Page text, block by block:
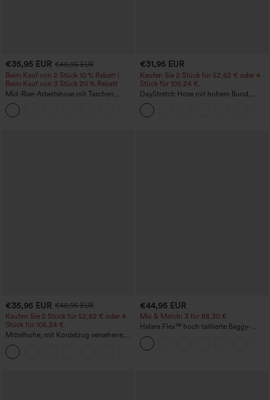
€35,95 EUR €40,95 EUR
Beim Kauf von 2 Stück 10 % Rabatt |
Beim Kauf von 3 Stück 20 % Rabatt
Mid-Rise-Arbeitshose mit Taschen,
Barrel-Leg und weiter Passform
€31,95 EUR
Kaufen Sie 2 Stück für 52,62 € oder 4
Stück für 105,24 €.
DayStretch Hose mit hohem Bund,
Barrel-Leg und Taschen
€35,95 EUR €40,95 EUR
Kaufen Sie 2 Stück für 52,62 € oder 4
Stück für 105,24 €.
Mittelhohe, mit Kordelzug versehene,
schnelltrocknende Golfhose mit schmal
zulaufendem Schnitt, abgerundetem
Saum und Taschen – UPF 40+
€44,95 EUR
Mix & Match: 3 für 88,30 €
Halara Flex™ hoch taillierte Baggy-
Jeans mit Taschen, weitem Bein,
stonewashed, lässig